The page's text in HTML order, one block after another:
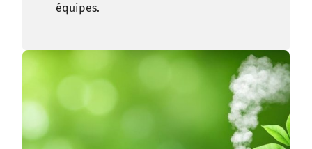
équipes.